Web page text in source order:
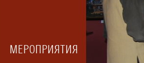
МЕРОПРИЯТИЯ